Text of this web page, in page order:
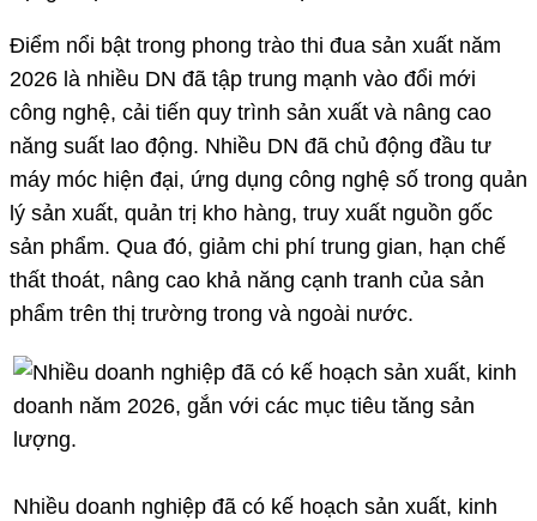
Điểm nổi bật trong phong trào thi đua sản xuất năm
2026 là nhiều DN đã tập trung mạnh vào đổi mới
công nghệ, cải tiến quy trình sản xuất và nâng cao
năng suất lao động. Nhiều DN đã chủ động đầu tư
máy móc hiện đại, ứng dụng công nghệ số trong quản
lý sản xuất, quản trị kho hàng, truy xuất nguồn gốc
sản phẩm. Qua đó, giảm chi phí trung gian, hạn chế
thất thoát, nâng cao khả năng cạnh tranh của sản
phẩm trên thị trường trong và ngoài nước.
Nhiều doanh nghiệp đã có kế hoạch sản xuất, kinh